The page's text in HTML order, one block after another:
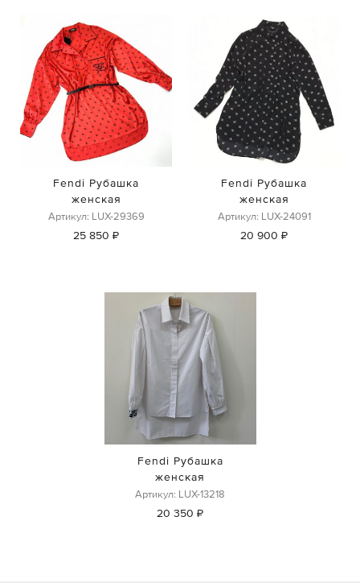
Fendi Рубашка
женская
Артикул: LUX-29369
25 850 ₽
Fendi Рубашка
женская
Артикул: LUX-24091
20 900 ₽
Fendi Рубашка
женская
Артикул: LUX-13218
20 350 ₽